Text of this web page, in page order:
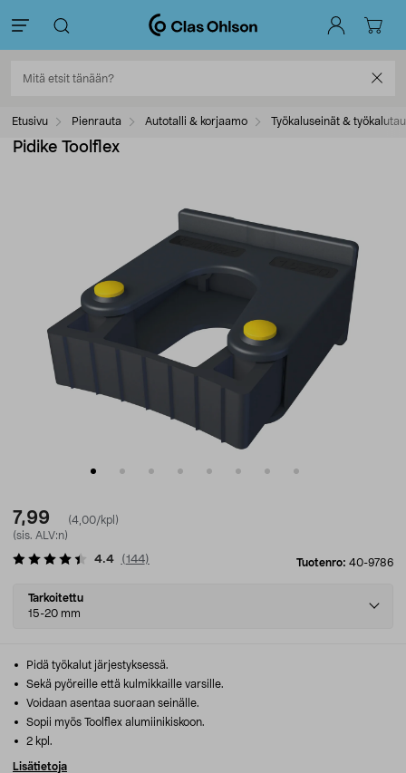
Etusivu Pienrauta Autotalli & korjaamo Työkaluseinät &
Pidike Toolflex
7,99
(4,00/kpl)
(sis. ALV:n)
Tuotenro: 40-9786
4.4 (144)
Select
variant
Tarkoitettu
15-20 mm
Pidä työkalut järjestyksessä.
Sekä pyöreille että kulmikkaille varsille.
Voidaan asentaa suoraan seinälle.
Sopii myös Toolflex alumiinikiskoon.
2 kpl.
Lisätietoja